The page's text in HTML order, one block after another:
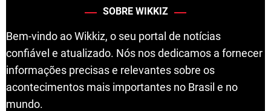
SOBRE WIKKIZ
Bem-vindo ao Wikkiz, o seu portal de notícias
confiável e atualizado. Nós nos dedicamos a fornecer
informações precisas e relevantes sobre os
acontecimentos mais importantes no Brasil e no
mundo.